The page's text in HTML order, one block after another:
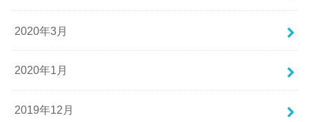
2020年3月
2020年1月
2019年12月